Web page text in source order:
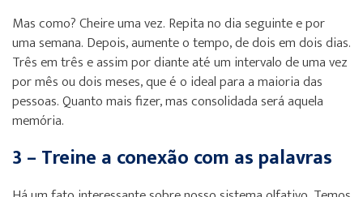
Mas como? Cheire uma vez. Repita no dia seguinte e por
uma semana. Depois, aumente o tempo, de dois em dois dias.
Três em três e assim por diante até um intervalo de uma vez
por mês ou dois meses, que é o ideal para a maioria das
pessoas. Quanto mais fizer, mas consolidada será aquela
memória.
3 – Treine a conexão com as palavras